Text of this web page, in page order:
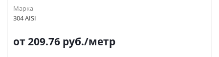
Марка
304 AISI
от 209.76 руб./метр